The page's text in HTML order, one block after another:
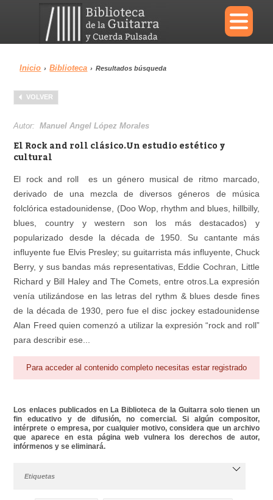
×
Menu
Biblioteca
Inicio › Biblioteca › Resultados búsqueda
VOLVER
Autor:Manuel Angel López Morales
El Rock and roll clásico.Un estudio estético y
cultural
El rock and roll es un género musical de ritmo marcado,
derivado de una mezcla de diversos géneros de música
folclórica estadounidense, (Doo Wop, rhythm and blues, hillbilly,
blues, country y western son los más destacados) y
popularizado desde la década de 1950. Su cantante más
influyente fue Elvis Presley; su guitarrista más influyente, Chuck
Berry, y sus bandas más representativas, Eddie Cochran, Little
Richard y Bill Haley and The Comets, entre otros.La expresión
venía utilizándose en las letras del rythm & blues desde fines
de la década de 1930, pero fue el disc jockey estadounidense
Alan Freed quien comenzó a utilizar la expresión “rock and roll”
para describir ese...
Para acceder al contenido completo necesitas estar registrado
Los enlaces publicados en La Biblioteca de la Guitarra solo tienen un
fin educativo y de difusión, no comercial. Si algún compositor,
intérprete o empresa, por cualquier motivo, considera que un archivo
que aparece en esta página web vulnera los derechos de autor,
infórmenos y se eliminará.
Etiquetas